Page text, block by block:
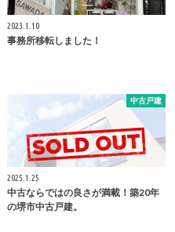
2023.1.10
事務所移転しました！
中古戸建
2025.1.25
中古ならではの良さが満載！築20年
の堺市中古戸建。